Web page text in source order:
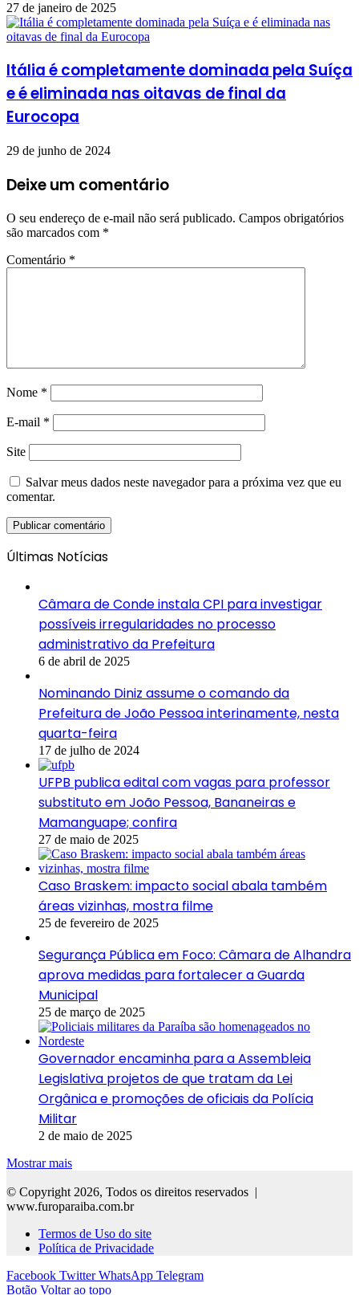
27 de janeiro de 2025
Itália é completamente dominada pela Suíça
e é eliminada nas oitavas de final da
Eurocopa
29 de junho de 2024
Deixe um comentário
O seu endereço de e-mail não será publicado. Campos obrigatórios
são marcados com *
Comentário *
Nome *
E-mail *
Site
Salvar meus dados neste navegador para a próxima vez que eu
comentar.
Últimas Notícias
Câmara de Conde instala CPI para investigar
possíveis irregularidades no processo
administrativo da Prefeitura
6 de abril de 2025
Nominando Diniz assume o comando da
Prefeitura de João Pessoa interinamente, nesta
quarta-feira
17 de julho de 2024
UFPB publica edital com vagas para professor
substituto em João Pessoa, Bananeiras e
Mamanguape; confira
27 de maio de 2025
Caso Braskem: impacto social abala também
áreas vizinhas, mostra filme
25 de fevereiro de 2025
Segurança Pública em Foco: Câmara de Alhandra
aprova medidas para fortalecer a Guarda
Municipal
25 de março de 2025
Governador encaminha para a Assembleia
Legislativa projetos de que tratam da Lei
Orgânica e promoções de oficiais da Polícia
Militar
2 de maio de 2025
Mostrar mais
© Copyright 2026, Todos os direitos reservados |
www.furoparaiba.com.br
Termos de Uso do site
Política de Privacidade
Facebook Twitter WhatsApp Telegram
Botão Voltar ao topo